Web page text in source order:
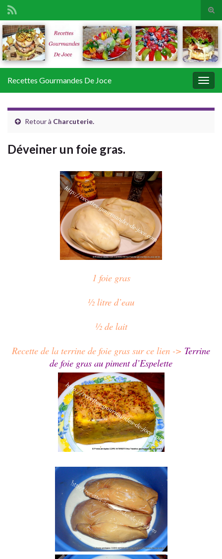
Search for:
Recettes Gourmandes De Joce
Retour à Charcuterie.
Déveiner un foie gras.
1 foie gras
½ litre d’eau
½ de lait
Recette de la terrine de foie gras sur ce lien -> Terrine
de foie gras au piment d’Espelette